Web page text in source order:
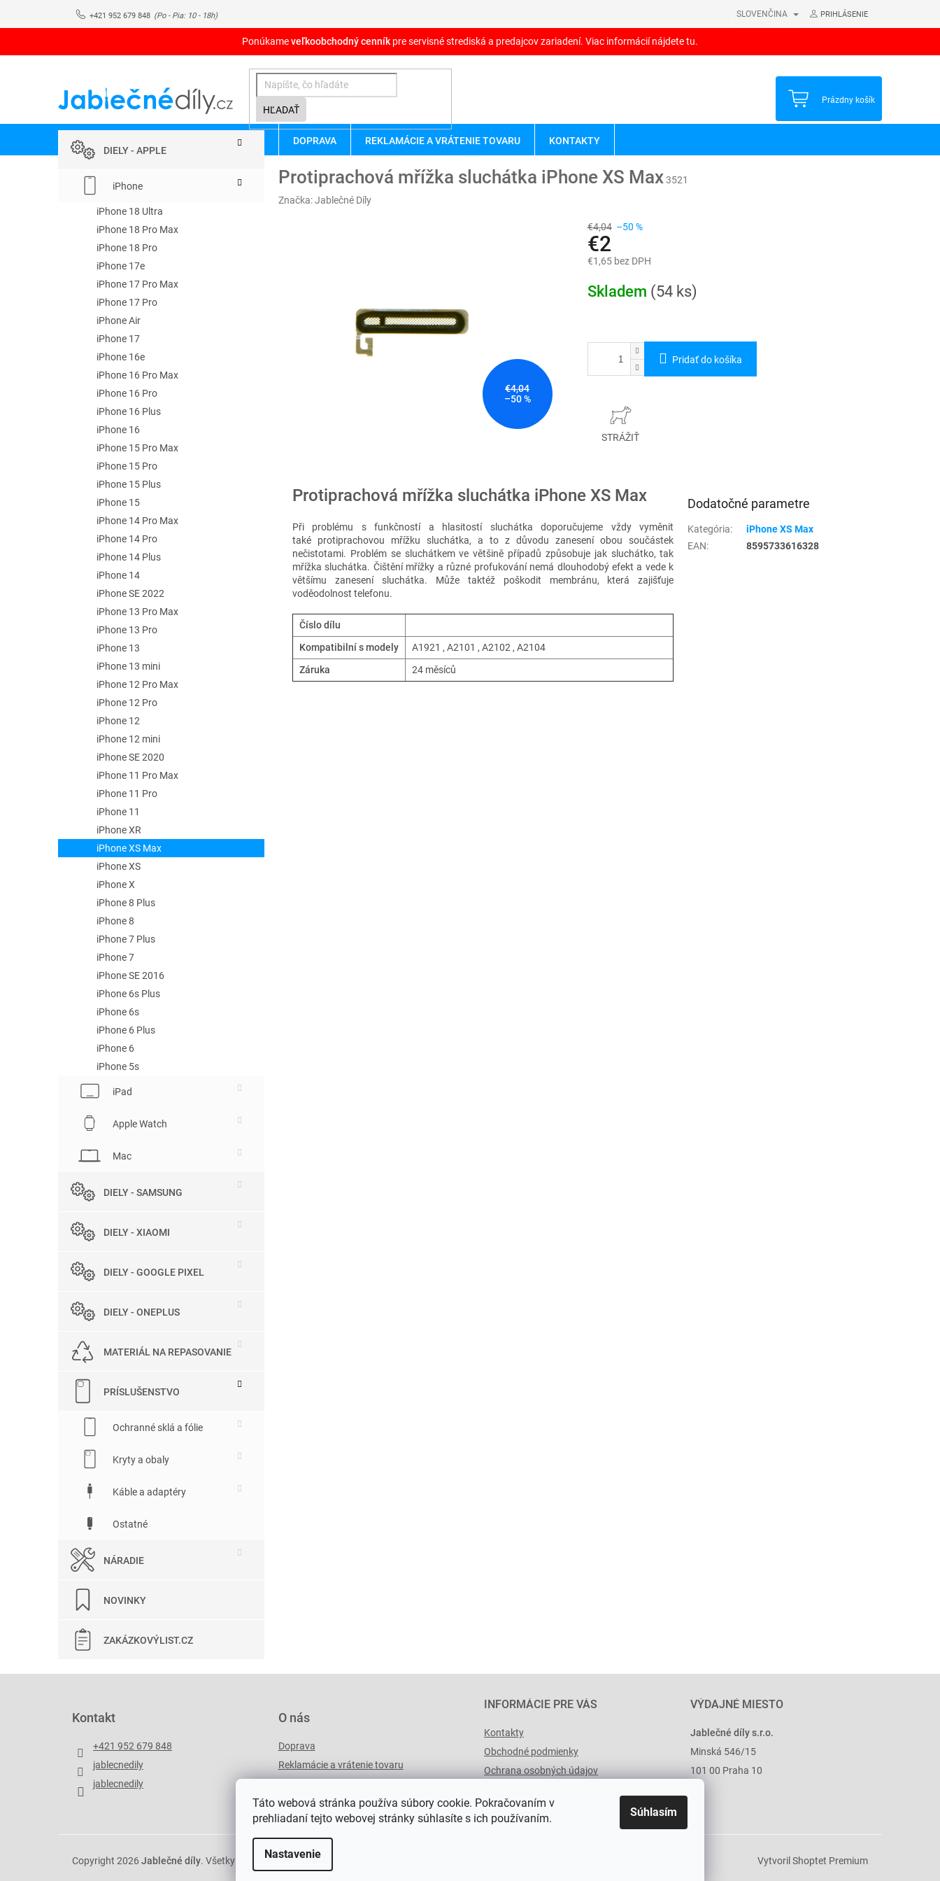
Táto webová stránka používa súbory cookie. Pokračovaním v
prehliadaní tejto webovej stránky súhlasíte s ich používaním.
Nastavenie
Súhlasím
+421 952 679 848 SLOVENČINA PRIHLÁSENIE
Ponúkameveľkoobchodný cenník pre servisné strediská a predajcov zariadení. Viac informácií nájdete tu.
HĽADAŤ
NÁKUPNÝ
Prázdny košík
DOPRAVA REKLAMÁCIE A VRÁTENIE TOVARU KONTAKTY
o
kategórieDIELY - APPLE
iPhone
iPhone 18 Ultra
iPhone 18 Pro Max
iPhone 18 Pro
iPhone 17e
iPhone 17 Pro Max
iPhone 17 Pro
iPhone Air
iPhone 17
iPhone 16e
iPhone 16 Pro Max
iPhone 16 Pro
iPhone 16 Plus
iPhone 16
iPhone 15 Pro Max
iPhone 15 Pro
iPhone 15 Plus
iPhone 15
iPhone 14 Pro Max
iPhone 14 Pro
iPhone 14 Plus
iPhone 14
iPhone SE 2022
iPhone 13 Pro Max
iPhone 13 Pro
iPhone 13
iPhone 13 mini
iPhone 12 Pro Max
iPhone 12 Pro
iPhone 12
iPhone 12 mini
iPhone SE 2020
iPhone 11 Pro Max
iPhone 11 Pro
iPhone 11
iPhone XR
iPhone XS Max
iPhone XS
iPhone X
iPhone 8 Plus
iPhone 8
iPhone 7 Plus
iPhone 7
iPhone SE 2016
iPhone 6s Plus
iPhone 6s
iPhone 6 Plus
iPhone 6
iPhone 5s
iPad
Apple Watch
Mac
DIELY - SAMSUNG
DIELY - XIAOMI
DIELY - GOOGLE PIXEL
DIELY - ONEPLUS
MATERIÁL NA REPASOVANIE
PRÍSLUŠENSTVO
Ochranné sklá a fólie
Kryty a obaly
Káble a adaptéry
Ostatné
NÁRADIE
NOVINKY
ZAKÁZKOVÝLIST.CZ
Protiprachová mřížka sluchátka iPhone XS Max3521
Značka:Jablečné Díly
€4,04
–50 %
€4,04 –50 %
€2
€1,65 bez DPH
cena:
Skladem (54 ks)
Pridať do košíka
STRÁŽIŤ
Protiprachová mřížka sluchátka iPhone XS Max
Při problému s funkčností a hlasitostí sluchátka doporučujeme vždy vyměnit
také protiprachovou mřížku sluchátka, a to z důvodu zanesení obou součástek
nečistotami. Problém se sluchátkem ve většině případů způsobuje jak sluchátko, tak
mřížka sluchátka. Čištění mřížky a různé profukování nemá dlouhodobý efekt a vede k
většímu zanesení sluchátka. Může taktéž poškodit membránu, která zajišťuje
voděodolnost telefonu.
Číslo dílu
Kompatibilní s modely
A1921 , A2101 , A2102 , A2104
Záruka
24 měsíců
Dodatočné parametre
Kategória:
iPhone XS Max
EAN: 8595733616328
Kontakt
+421 952 679 848
jablecnedily
jablecnedily
O nás
Doprava
Reklamácie a vrátenie tovaru
INFORMÁCIE PRE VÁS
Kontakty
Obchodné podmienky
Ochrana osobných údajov
VÝDAJNÉ MIESTO
Jablečné díly s.r.o.
Minská 546/15
101 00 Praha 10
Vytvoril Shoptet Premium
Copyright 2026 Jablečné díly. Všetky práva vyhradené.